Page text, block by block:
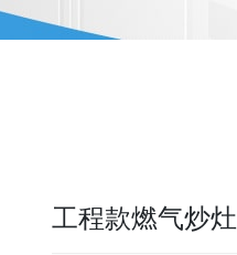
工程款燃气炒灶